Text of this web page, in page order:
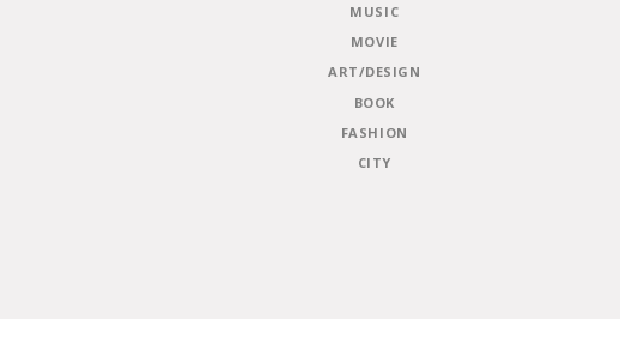
MUSIC
MOVIE
ART/DESIGN
BOOK
FASHION
CITY